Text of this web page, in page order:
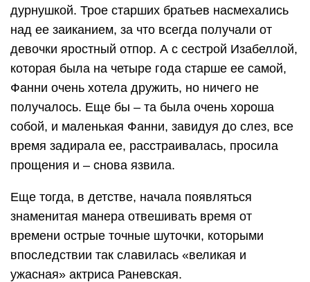
дурнушкой. Трое старших братьев насмехались
над ее заиканием, за что всегда получали от
девочки яростный отпор. А с сестрой Изабеллой,
которая была на четыре года старше ее самой,
Фанни очень хотела дружить, но ничего не
получалось. Еще бы ­– та была очень хороша
собой, и маленькая Фанни, завидуя до слез, все
время задирала ее, расстраивалась, просила
прощения и – снова язвила.
Еще тогда, в детстве, начала появляться
знаменитая манера отвешивать время от
времени острые точные шуточки, которыми
впоследствии так славилась «великая и
ужасная» актриса Раневская.